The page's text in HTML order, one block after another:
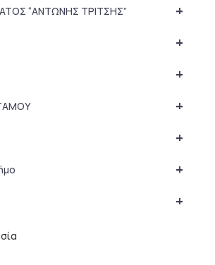
+
“ΑΝΤΩΝΗΣ ΤΡΙΤΣΗΣ”
+
+
+
+
+
+